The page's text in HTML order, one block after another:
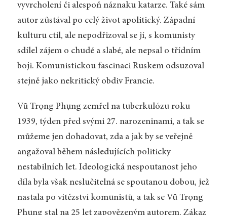
vyvrcholení či alespoň náznaku katarze. Také sám
autor zůstával po celý život apolitický. Západní
kulturu ctil, ale nepodřizoval se jí, s komunisty
sdílel zájem o chudé a slabé, ale nepsal o třídním
boji. Komunistickou fascinaci Ruskem odsuzoval
stejně jako nekritický obdiv Francie.
Vũ Trọng Phụng zemřel na tuberkulózu roku
1939, týden před svými 27. narozeninami, a tak se
můžeme jen dohadovat, zda a jak by se veřejně
angažoval během následujících politicky
nestabilních let. Ideologická nespoutanost jeho
díla byla však neslučitelná se spoutanou dobou, jež
nastala po vítězství komunistů, a tak se Vũ Trọng
Phụng stal na 25 let zapovězeným autorem. Zákaz